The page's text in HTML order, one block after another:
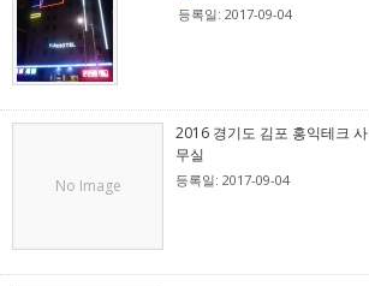
등록일: 2017-09-04
No Image
2016 경기도 김포 홍익테크 사
무실
등록일: 2017-09-04